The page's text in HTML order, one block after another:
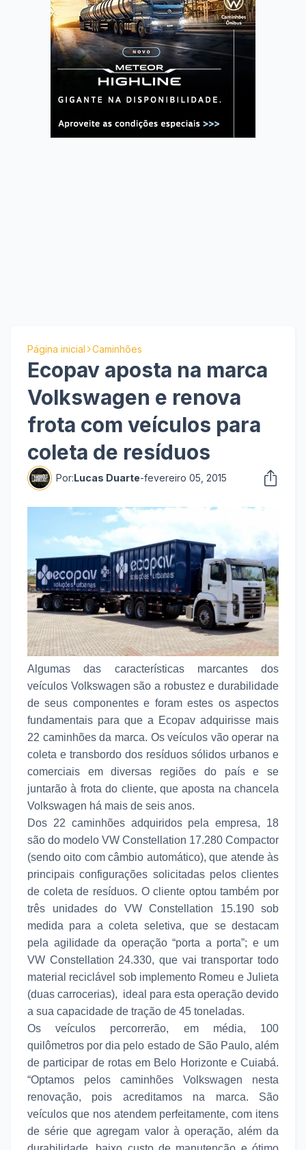
Página inicial Caminhões
Ecopav aposta na marca
Volkswagen e renova
frota com veículos para
coleta de resíduos
Por:Lucas Duarte-fevereiro 05, 2015
Algumas das características marcantes dos
veículos Volkswagen são a robustez e durabilidade
de seus componentes e foram estes os aspectos
fundamentais para que a Ecopav adquirisse mais
22 caminhões da marca. Os veículos vão operar na
coleta e transbordo dos resíduos sólidos urbanos e
comerciais em diversas regiões do país e se
juntarão à frota do cliente, que aposta na chancela
Volkswagen há mais de seis anos.
Dos 22 caminhões adquiridos pela empresa, 18
são do modelo VW Constellation 17.280 Compactor
(sendo oito com câmbio automático), que atende às
principais configurações solicitadas pelos clientes
de coleta de resíduos. O cliente optou também por
três unidades do VW Constellation 15.190 sob
medida para a coleta seletiva, que se destacam
pela agilidade da operação “porta a porta”; e um
VW Constellation 24.330, que vai transportar todo
material reciclável sob implemento Romeu e Julieta
(duas carrocerias), ideal para esta operação devido
a sua capacidade de tração de 45 toneladas.
Os veículos percorrerão, em média, 100
quilômetros por dia pelo estado de São Paulo, além
de participar de rotas em Belo Horizonte e Cuiabá.
“Optamos pelos caminhões Volkswagen nesta
renovação, pois acreditamos na marca. São
veículos que nos atendem perfeitamente, com itens
de série que agregam valor à operação, além da